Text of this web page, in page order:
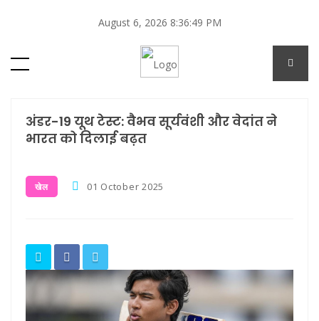
August 6, 2026 8:36:49 PM
अंडर-19 यूथ टेस्ट: वैभव सूर्यवंशी और वेदांत ने
भारत को दिलाई बढ़त
खेल 01 October 2025